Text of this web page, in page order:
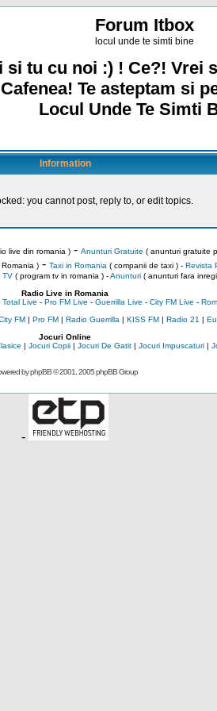
Forum Itbox
locul unde te simti bine
si tu cu noi :) ! Ce?! Vrei
Te asteptam si
Locul Unde Te Simti
Information
you cannot post, reply to, or edit topics.
live din romania )- Anunturi Gratuite ( anunturi gratuite
)- Taxi in Romania ( companii de taxi ) - Revista
TV( program tv in romania )-Anunturi( anunturi fara
Radio Live in Romania
Total Live - Pro FM Live - Guerrilla Live - City FM Live -
FM| Pro FM| Radio Guerrilla | KISS FM| Radio 21 |
Jocuri Online
| Jocuri Copii| Jocuri De Gatit| Jocuri Impuscaturi|
byphpBB© 2001, 2005 phpBB Group
-